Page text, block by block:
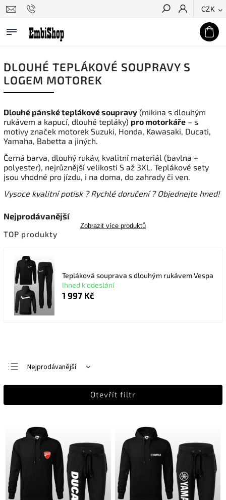
CZK
Hledat
DLOUHÉ TEPLÁKOVÉ SOUPRAVY S
LOGEM MOTOREK
Dlouhé pánské teplákové soupravy (mikina s dlouhým
rukávem a kapucí, dlouhé tepláky) pro motorkáře – s
motivy značek motorek Suzuki, Honda, Kawasaki, Ducati,
Yamaha, Babetta a jiných.
Černá barva, dlouhý rukáv, kvalitní materiál (bavlna +
polyester), nejrůznější velikosti S až 3XL. Teplákové sety
jsou vhodné pro jízdu, i na doma, do zahrady či ven.
Vysoce kvalitní potisk ? Rychlé doručení ? Objednejte hned!
Nejprodávanější
Zobrazit více produktů
TOP produkty
Tepláková souprava s dlouhým rukávem Vespa
Ihned k odeslání
1 997 Kč
Nejlevnější
Nejprodávanější
Otevřít filtr